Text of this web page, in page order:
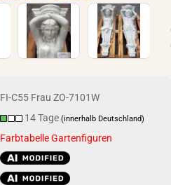
FI-C55 Frau ZO-7101W
14 Tage(innerhalb Deutschland)
Farbtabelle Gartenfiguren